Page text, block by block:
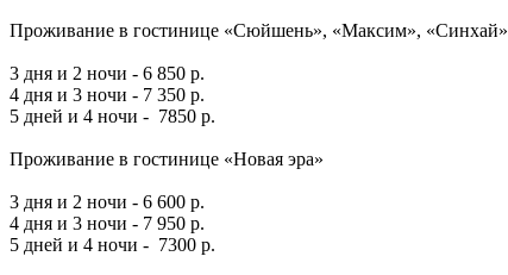
Проживание в гостинице «Сюйшень», «Максим», «Синхай»
3 дня и 2 ночи - 6 850 р.
4 дня и 3 ночи - 7 350 р.
5 дней и 4 ночи - 7850 р.
Проживание в гостинице «Новая эра»
3 дня и 2 ночи - 6 600 р.
4 дня и 3 ночи - 7 950 р.
5 дней и 4 ночи - 7300 р.